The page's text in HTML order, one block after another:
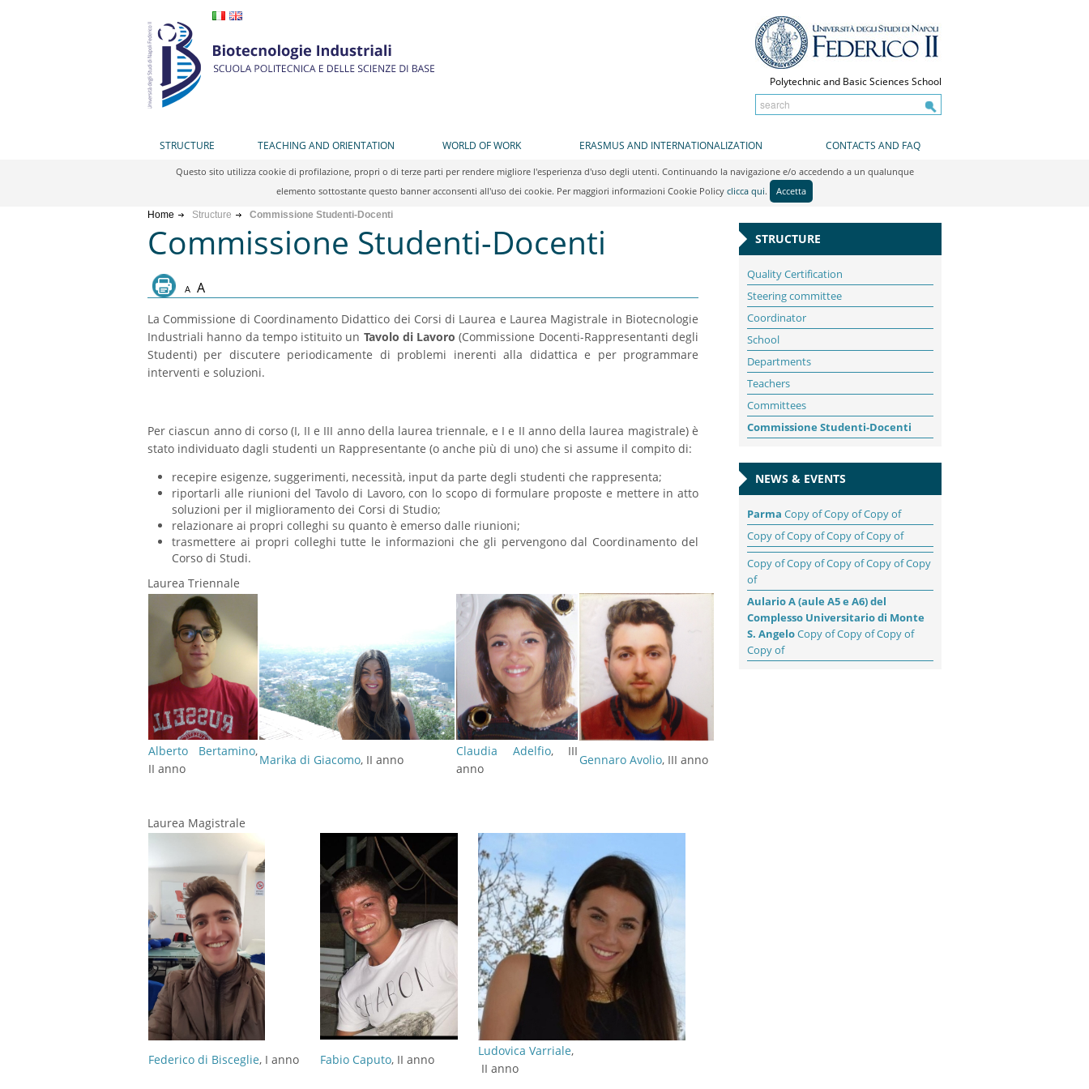
Polytechnic and Basic Sciences School
STRUCTURE TEACHING AND ORIENTATION WORLD OF WORK ERASMUS AND INTERNATIONALIZATION CONTACTS AND FAQ
Questo sito utilizza cookie di profilazione, propri o di terze parti per rendere migliore l'esperienza d'uso degli utenti. Continuando la navigazione e/o accedendo a un qualunque
elemento sottostante questo banner acconsenti all'uso dei cookie. Per maggiori informazioni Cookie Policy clicca qui. Accetta
Home Structure Commissione Studenti-Docenti
Commissione Studenti-Docenti
A A
La Commissione di Coordinamento Didattico dei Corsi di Laurea e Laurea Magistrale in Biotecnologie
Industriali hanno da tempo istituito un Tavolo di Lavoro (Commissione Docenti-Rappresentanti degli
Studenti) per discutere periodicamente di problemi inerenti alla didattica e per programmare
interventi e soluzioni.
Per ciascun anno di corso (I, II e III anno della laurea triennale, e I e II anno della laurea magistrale) è
stato individuato dagli studenti un Rappresentante (o anche più di uno) che si assume il compito di:
recepire esigenze, suggerimenti, necessità, input da parte degli studenti che rappresenta;
riportarli alle riunioni del Tavolo di Lavoro, con lo scopo di formulare proposte e mettere in atto
soluzioni per il miglioramento dei Corsi di Studio;
relazionare ai propri colleghi su quanto è emerso dalle riunioni;
trasmettere ai propri colleghi tutte le informazioni che gli pervengono dal Coordinamento del
Corso di Studi.
Laurea Triennale
Alberto Bertamino,
II anno
Marika di Giacomo, II anno
Claudia Adelfio, III
anno
Gennaro Avolio, III anno
Laurea Magistrale
Federico di Bisceglie, I anno Fabio Caputo, II anno
Ludovica Varriale,
II anno
STRUCTURE
Quality Certification
Steering committee
Coordinator
School
Departments
Teachers
Committees
Commissione Studenti-Docenti
NEWS & EVENTS
Parma Copy of Copy of Copy of
Copy of Copy of Copy of Copy of
Copy of Copy of Copy of Copy of Copy
of
Aulario A (aule A5 e A6) del
Complesso Universitario di Monte
S. AngeloCopy of Copy of Copy of
Copy of